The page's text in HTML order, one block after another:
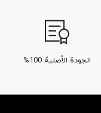
الجودة الأصلية 100%